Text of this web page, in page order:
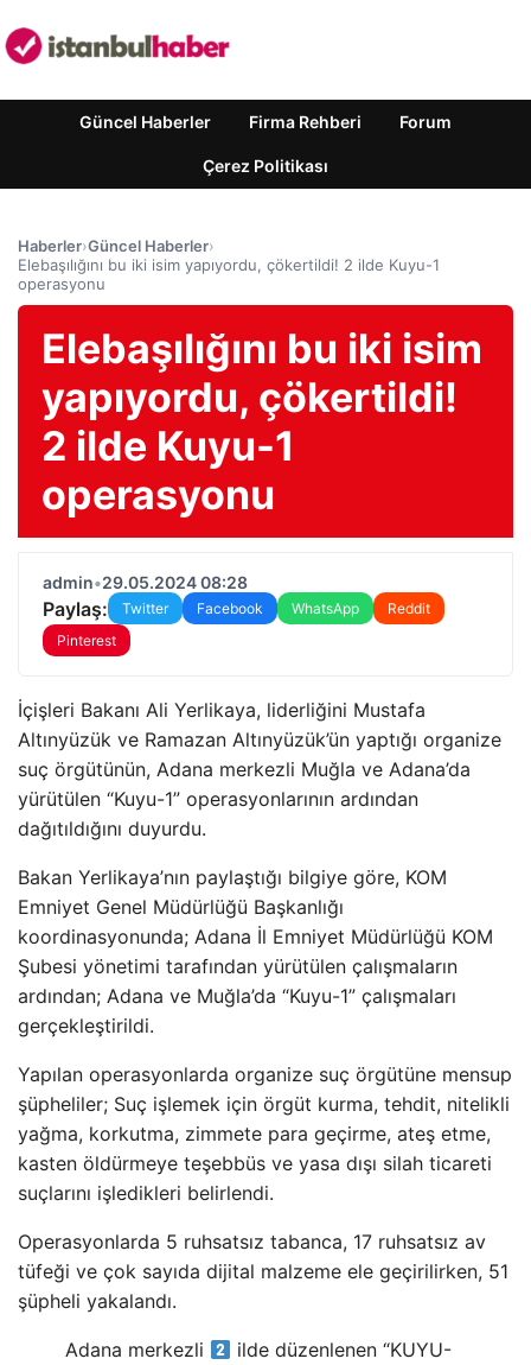
Güncel Haberler Firma Rehberi Forum
Çerez Politikası
Haberler›Güncel Haberler›
Elebaşılığını bu iki isim yapıyordu, çökertildi! 2 ilde Kuyu-1
operasyonu
Elebaşılığını bu iki isim
yapıyordu, çökertildi!
2 ilde Kuyu-1
operasyonu
admin•29.05.2024 08:28
Paylaş: Twitter Facebook WhatsApp
Reddit
Pinterest
İçişleri Bakanı Ali Yerlikaya, liderliğini Mustafa
Altınyüzük ve Ramazan Altınyüzük’ün yaptığı organize
suç örgütünün, Adana merkezli Muğla ve Adana’da
yürütülen “Kuyu-1” operasyonlarının ardından
dağıtıldığını duyurdu.
Bakan Yerlikaya’nın paylaştığı bilgiye göre, KOM
Emniyet Genel Müdürlüğü Başkanlığı
koordinasyonunda; Adana İl Emniyet Müdürlüğü KOM
Şubesi yönetimi tarafından yürütülen çalışmaların
ardından; Adana ve Muğla’da “Kuyu-1” çalışmaları
gerçekleştirildi.
Yapılan operasyonlarda organize suç örgütüne mensup
şüpheliler; Suç işlemek için örgüt kurma, tehdit, nitelikli
yağma, korkutma, zimmete para geçirme, ateş etme,
kasten öldürmeye teşebbüs ve yasa dışı silah ticareti
suçlarını işledikleri belirlendi.
Operasyonlarda 5 ruhsatsız tabanca, 17 ruhsatsız av
tüfeği ve çok sayıda dijital malzeme ele geçirilirken, 51
şüpheli yakalandı.
Adana merkezli
ilde düzenlenen “KUYU-